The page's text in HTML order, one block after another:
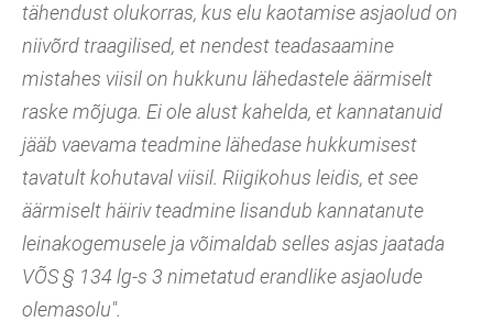
tähendust olukorras, kus elu kaotamise asjaolud on
niivõrd traagilised, et nendest teadasaamine
mistahes viisil on hukkunu lähedastele äärmiselt
raske mõjuga. Ei ole alust kahelda, et kannatanuid
jääb vaevama teadmine lähedase hukkumisest
tavatult kohutaval viisil. Riigikohus leidis, et see
äärmiselt häiriv teadmine lisandub kannatanute
leinakogemusele ja võimaldab selles asjas jaatada
VÕS § 134 lg-s 3 nimetatud erandlike asjaolude
olemasolu".